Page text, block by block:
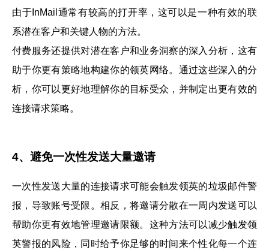
由于InMail通常有较高的打开率，这可以是一种有效的联
系潜在客户和关键人物的方法。
付费服务还提供对潜在客户和业务洞察的深入分析，这有
助于你更有策略地构建你的领英网络。通过这些深入的分
析，你可以更好地理解你的目标受众，并制定出更有效的
连接请求策略。
4、避免一次性发送大量邀请
一次性发送大量的连接请求可能会触发领英的垃圾邮件警
报，导致账号受限。相反，将邀请分散在一周内发送可以
帮助你更有效地管理邀请限额。这种方法可以减少触发领
英警报的风险，同时给予你足够的时间来个性化每一个连